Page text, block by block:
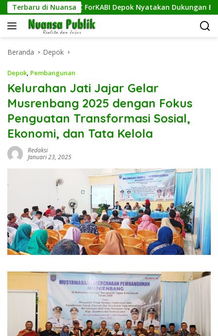
Langsung
ke
konten
Terbaru di Nuansa
11 DPC ForKABI Depok Nyatakan Dukungan Bulat
Beranda Depok
Depok, Pembangunan
Kelurahan Jati Jajar Gelar
Musrenbang 2025 dengan Fokus
Penguatan Transformasi Sosial,
Ekonomi, dan Tata Kelola
Redaksi
Januari 23, 2025